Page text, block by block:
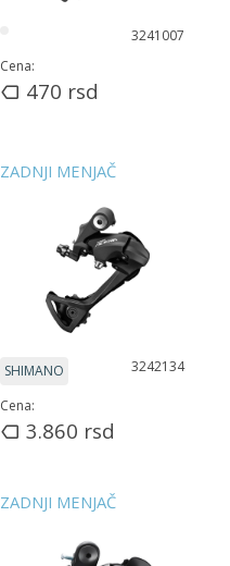
3241007
Cena:
470 rsd
ZADNJI MENJAČ
SHIMANO 3242134
Cena:
3.860 rsd
ZADNJI MENJAČ